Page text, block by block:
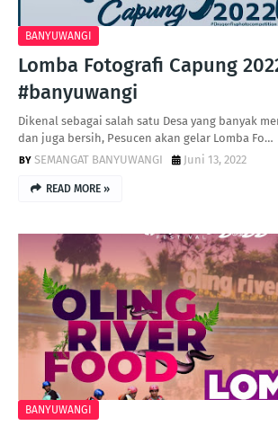
BANYUWANGI
Lomba Fotografi Capung
#banyuwangi
Dikenal sebagai salah satu Desa yang banyak
dan juga bersih, Pesucen akan gelar Lomba Fo…
SEMANGAT BANYUWANGI
Juni 13, 2022
READ MORE »
BANYUWANGI